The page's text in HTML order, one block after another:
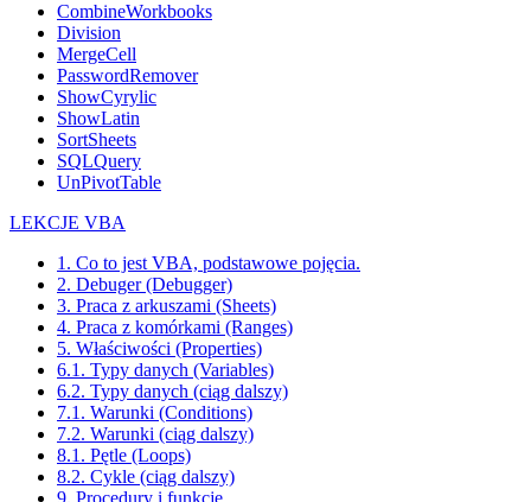
CombineWorkbooks
Division
MergeCell
PasswordRemover
ShowCyrylic
ShowLatin
SortSheets
SQLQuery
UnPivotTable
LEKCJE VBA
1. Co to jest VBA, podstawowe pojęcia.
2. Debuger (Debugger)
3. Praca z arkuszami (Sheets)
4. Praca z komórkami (Ranges)
5. Właściwości (Properties)
6.1. Typy danych (Variables)
6.2. Typy danych (ciąg dalszy)
7.1. Warunki (Conditions)
7.2. Warunki (ciąg dalszy)
8.1. Pętle (Loops)
8.2. Cykle (ciąg dalszy)